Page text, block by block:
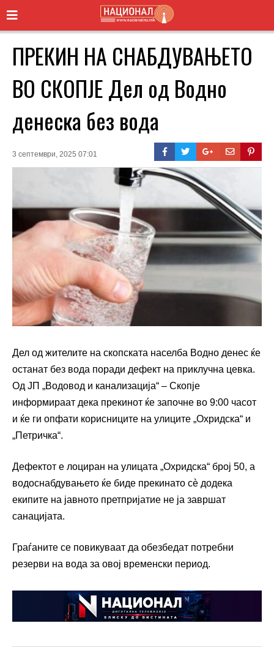
ПРЕКИН НА СНАБДУВАЊЕТО
ВО СКОПЈЕ Дел од Водно
денеска без вода
3 септември, 2025 07:01
Дел од жителите на скопската населба Водно денес ќе
останат без вода поради дефект на приклучна цевка.
Од ЈП „Водовод и канализација“ – Скопје
информираат дека прекинот ќе започне во 9:00 часот
и ќе ги опфати корисниците на улиците „Охридска“ и
„Петричка“.
Дефектот е лоциран на улицата „Охридска“ број 50, а
водоснабдувањето ќе биде прекинато сè додека
екипите на јавното претпријатие не ја завршат
санацијата.
Граѓаните се повикуваат да обезбедат потребни
резерви на вода за овој временски период.